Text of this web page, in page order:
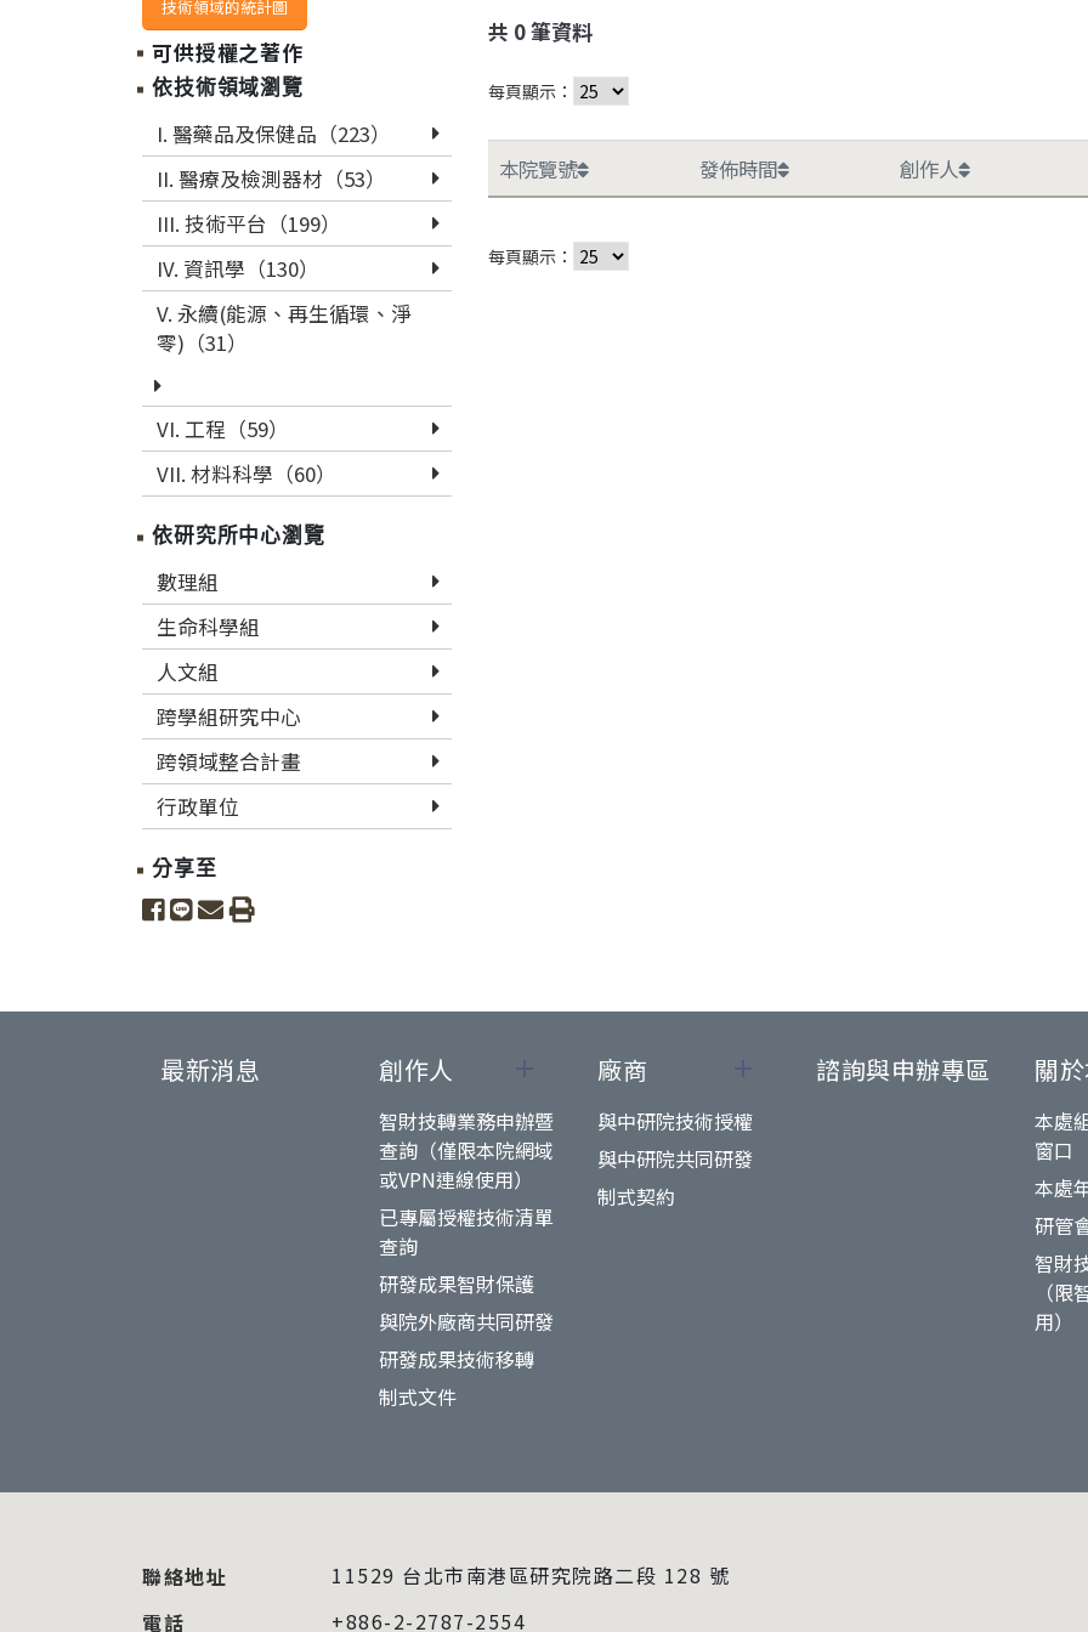
技術領域的統計圖
可供授權之著作
依技術領域瀏覽
I. 醫藥品及保健品（223）
II. 醫療及檢測器材（53）
III. 技術平台（199）
IV. 資訊學（130）
V. 永續(能源、再生循環、淨
零)（31）
VI. 工程（59）
VII. 材料科學（60）
依研究所中心瀏覽
數理組
生命科學組
人文組
跨學組研究中心
跨領域整合計畫
行政單位
分享至
share to facebook
share to line
share to email
print
共 0筆資料
每頁顯示：
本院覽號 發佈時間 創作人
每頁顯示：
最新消息 創作人
智財技轉業務申辦暨
查詢（僅限本院網域
或VPN連線使用）
已專屬授權技術清單
查詢
研發成果智財保護
與院外廠商共同研發
研發成果技術移轉
制式文件
廠商
與中研院技術授權
與中研院共同研發
制式契約
諮詢與申辦專區 關
本處
窗口
本處
研管
智財
（
用）
聯絡地址
11529 台北市南港區研究院路二段 128 號
電話
+886-2-2787-2554